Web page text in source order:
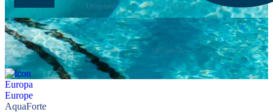
Europa
Europe
AquaForte